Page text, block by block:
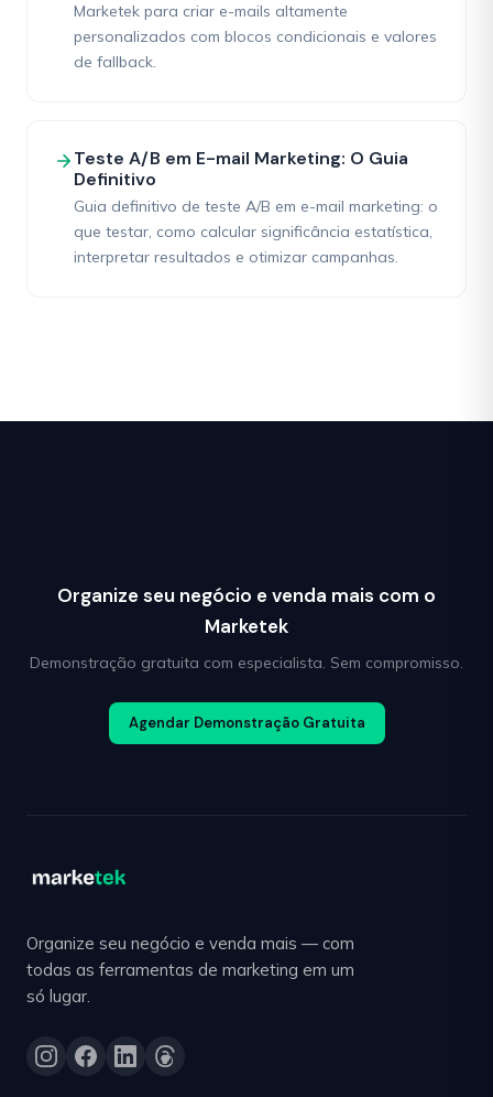
Marketek para criar e-mails altamente
personalizados com blocos condicionais e valores
de fallback.
Teste A/B em E-mail Marketing: O Guia
Definitivo
Guia definitivo de teste A/B em e-mail marketing: o
que testar, como calcular significância estatística,
interpretar resultados e otimizar campanhas.
Organize seu negócio e venda mais com o
Marketek
Demonstração gratuita com especialista. Sem compromisso.
Agendar Demonstração Gratuita
Organize seu negócio e venda mais — com
todas as ferramentas de marketing em um
só lugar.